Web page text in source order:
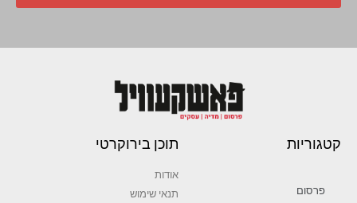
קטגוריות
פרסום
תוכן בירוקרטי
אודות
תנאי שימוש